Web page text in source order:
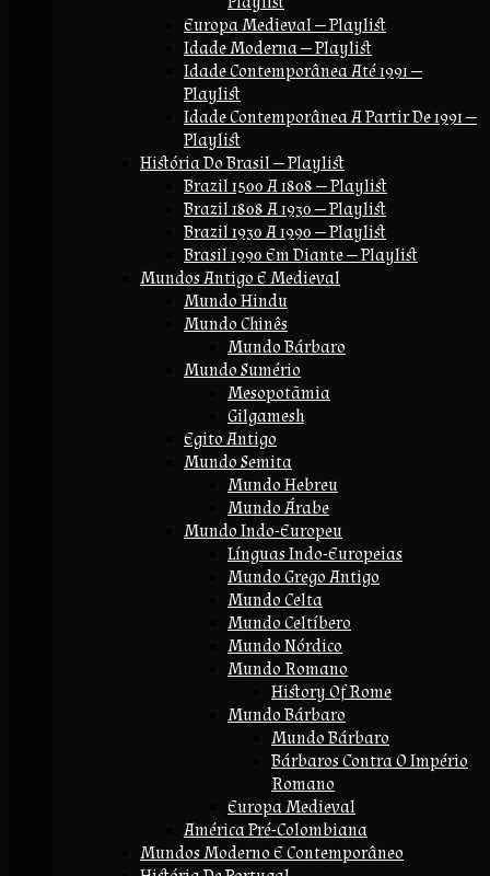
Europa Medieval — Playlist
Idade Moderna — Playlist
Idade Contemporânea Até 1991 —
Playlist
Idade Contemporânea A Partir De 1991 —
Playlist
História Do Brasil — Playlist
Brazil 1500 A 1808 — Playlist
Brazil 1808 A 1930 — Playlist
Brazil 1930 A 1990 — Playlist
Brasil 1990 Em Diante — Playlist
Mundos Antigo E Medieval
Mundo Hindu
Mundo Chinês
Mundo Bárbaro
Mundo Sumério
Mesopotãmia
Gilgamesh
Egito Antigo
Mundo Semita
Mundo Hebreu
Mundo Árabe
Mundo Indo-Europeu
Línguas Indo-Europeias
Mundo Grego Antigo
Mundo Celta
Mundo Celtíbero
Mundo Nórdico
Mundo Romano
History Of Rome
Mundo Bárbaro
Mundo Bárbaro
Bárbaros Contra O Império
Romano
Europa Medieval
América Pré-Colombiana
Mundos Moderno E Contemporâneo